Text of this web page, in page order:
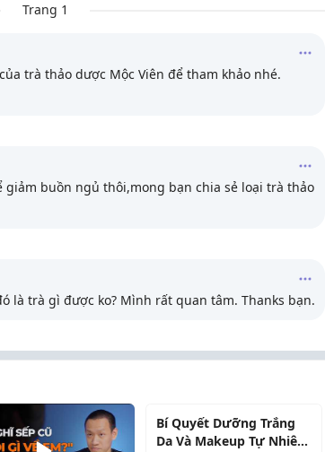
Trang 1
trà thảo dược Mộc Viên để tham khảo nhé.
buồn ngủ thôi,mong bạn chia sẻ loại trà thảo
là trà gì được ko? Mình rất quan tâm. Thanks bạn.
Bí Quyết Dưỡng Trắng
Da Và Makeup Tự Nhiên